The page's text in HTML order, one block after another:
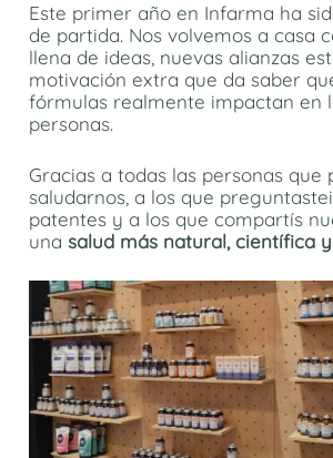
Este primer año en Infarma ha
de partida. Nos volvemos a casa
llena de ideas, nuevas alianzas
motivación extra que da saber
fórmulas realmente impactan en
personas.
Gracias a todas las personas que
saludarnos, a los que
patentes y a los que compartís
una salud más natural, científica